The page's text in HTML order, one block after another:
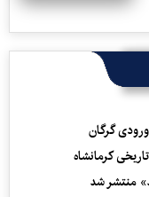
گرگان
کرمانشاه
منتشر شد